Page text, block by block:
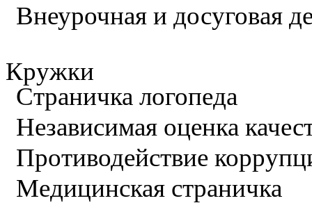
Внеурочная и досуговая
Кружки
Страничка логопеда
Независимая оценка
Противодействие
Медицинская страничка